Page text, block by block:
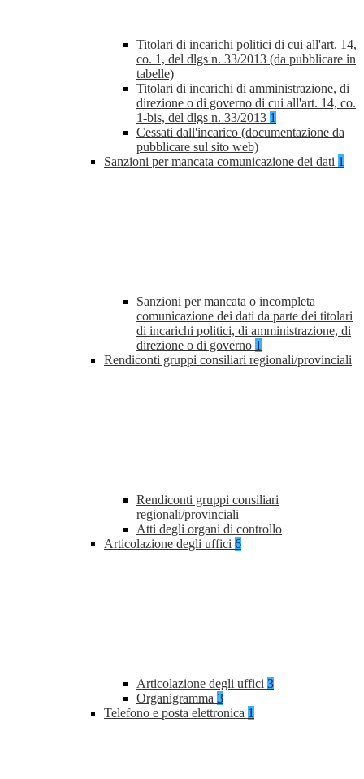
Titolari di incarichi politici di cui all'art. 14,
co. 1, del dlgs n. 33/2013 (da pubblicare in
tabelle)
Titolari di incarichi di amministrazione, di
direzione o di governo di cui all'art. 14, co.
1-bis, del dlgs n. 33/2013 1
Cessati dall'incarico (documentazione da
pubblicare sul sito web)
Sanzioni per mancata comunicazione dei dati 1
Sanzioni per mancata o incompleta
comunicazione dei dati da parte dei titolari
di incarichi politici, di amministrazione, di
direzione o di governo 1
Rendiconti gruppi consiliari regionali/provinciali
Rendiconti gruppi consiliari
regionali/provinciali
Atti degli organi di controllo
Articolazione degli uffici 6
Articolazione degli uffici 3
Organigramma 3
Telefono e posta elettronica 1